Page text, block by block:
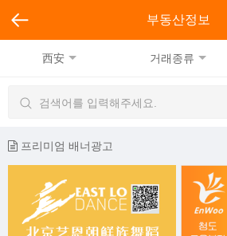
부동산정보
西安 거래종류
프리미엄 배너광고